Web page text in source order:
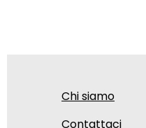
Chi siamo
Contattaci